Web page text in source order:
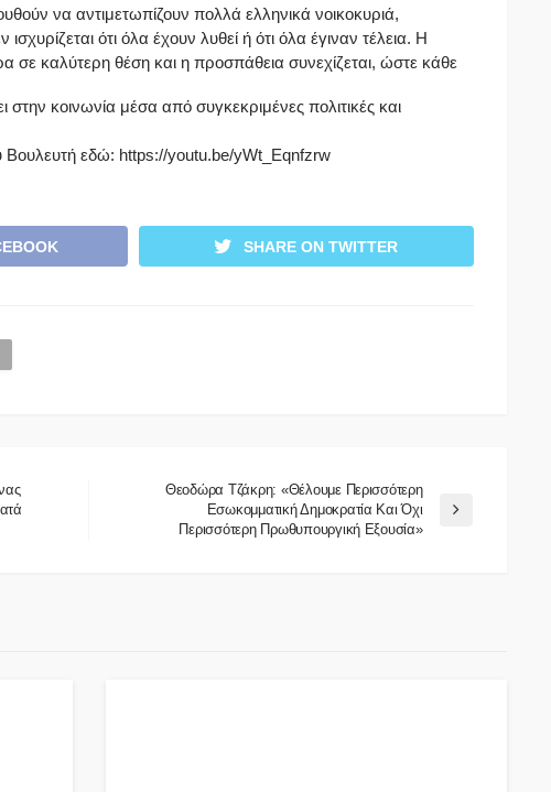
να αντιμετωπίζουν πολλά ελληνικά νοικοκυριά,
ισχυρίζεται ότι όλα έχουν λυθεί ή ότι όλα έγιναν τέλεια. Η
σε καλύτερη θέση και η προσπάθεια συνεχίζεται, ώστε κάθε
κοινωνία μέσα από συγκεκριμένες πολιτικές και
Βουλευτή εδώ: https://youtu.be/yWt_Eqnfzrw
SHARE ON TWITTER
Θεοδώρα Τζάκρη: «Θέλουμε Περισσότερη
Εσωκομματική Δημοκρατία Και Όχι
Περισσότερη Πρωθυπουργική Εξουσία»